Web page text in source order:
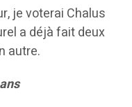
je voterai Chalus
a déjà fait deux
autre.